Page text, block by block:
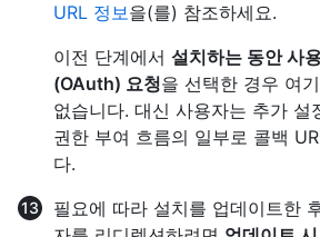
URL 정보을(를) 참조하세요.
이전 단계에서 설치하는 동안 사
(OAuth) 요청을 선택한 경우 여
없습니다. 대신 사용자는 추가 설
권한 부여 흐름의 일부로 콜백
다.
필요에 따라 설치를 업데이트한